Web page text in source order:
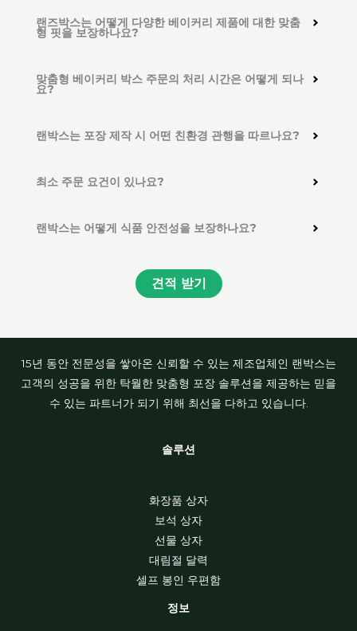
랜즈박스는 어떻게 다양한 베이커리 제품에 대한 맞춤
형 핏을 보장하나요?
맞춤형 베이커리 박스 주문의 처리 시간은 어떻게 되나
요?
랜박스는 포장 제작 시 어떤 친환경 관행을 따르나요?
최소 주문 요건이 있나요?
랜박스는 어떻게 식품 안전성을 보장하나요?
견적 받기
15년 동안 전문성을 쌓아온 신뢰할 수 있는 제조업체인 랜박스는
고객의 성공을 위한 탁월한 맞춤형 포장 솔루션을 제공하는 믿을
수 있는 파트너가 되기 위해 최선을 다하고 있습니다.
솔루션
화장품 상자
보석 상자
선물 상자
대림절 달력
셀프 봉인 우편함
정보